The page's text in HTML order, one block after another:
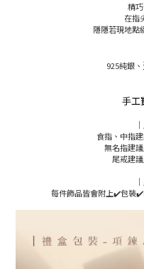
精
在指
隱隱若現地點
925純銀、
手工
食指、中指
無名指建
尾戒建
每件飾品皆會附上✔️包裝